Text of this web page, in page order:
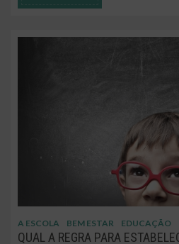
A ESCOLA BEM ESTAR EDUCAÇÃO
QUAL A REGRA PARA